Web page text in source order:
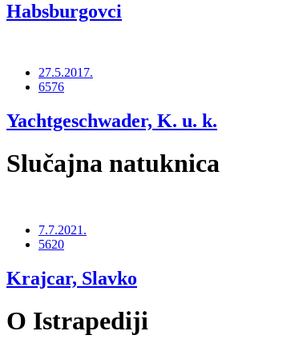
Habsburgovci
27.5.2017.
6576
Yachtgeschwader, K. u. k.
Slučajna natuknica
7.7.2021.
5620
Krajcar, Slavko
O Istrapediji